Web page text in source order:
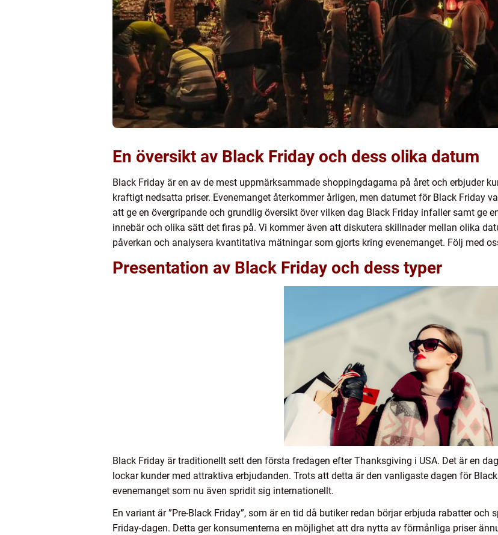
En översikt av Black Friday och dess olika datum
Black Friday är en av de mest uppmärksammade shoppingdagarna på året och erbjuder
kraftigt nedsatta priser. Evenemanget återkommer årligen, men datumet för Black Friday
att ge en övergripande och grundlig översikt över vilken dag Black Friday infaller samt ge
innebär och olika sätt det firas på. Vi kommer även att diskutera skillnader mellan olika
påverkan och analysera kvantitativa mätningar som gjorts kring evenemanget. Följ med
Presentation av Black Friday och dess typer
Black Friday är traditionellt sett den första fredagen efter Thanksgiving i USA. Det är en
lockar kunder med attraktiva erbjudanden. Trots att detta är den vanligaste dagen för
evenemanget som nu även spridit sig internationellt.
En variant är ”Pre-Black Friday”, som är en tid då butiker redan börjar erbjuda rabatter
Friday-dagen. Detta ger konsumenterna en möjlighet att dra nytta av förmånliga priser